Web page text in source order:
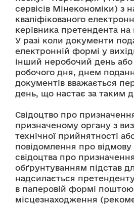
сервісів Мінекономіки) з
кваліфікованого
керівника претендента
У разі коли документи
електронній формі у
інший неробочий день
робочого дня, днем
документів вважається
день, що настає за таким
Свідоцтво про
призначеному органу з
технічної прийнятності
повідомлення про відмову
свідоцтва про
обґрунтуванням підстав
надсилається
в паперовій формі
місцезнаходження